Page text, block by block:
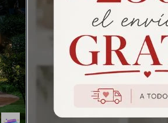
Antorcha de bambu
No incluye liquido